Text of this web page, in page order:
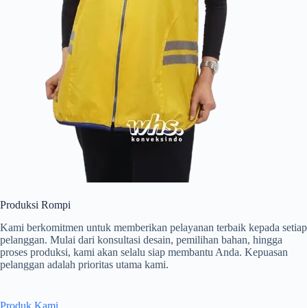
Produksi Rompi
Kami berkomitmen untuk memberikan pelayanan terbaik kepada setiap
pelanggan. Mulai dari konsultasi desain, pemilihan bahan, hingga
proses produksi, kami akan selalu siap membantu Anda. Kepuasan
pelanggan adalah prioritas utama kami.
Produk Kami